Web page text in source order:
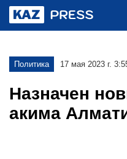
Политика 17 мая 2023 г.
Назначен
акима